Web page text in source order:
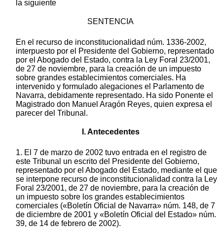
la siguiente
SENTENCIA
En el recurso de inconstitucionalidad núm. 1336-2002,
interpuesto por el Presidente del Gobierno, representado
por el Abogado del Estado, contra la Ley Foral 23/2001,
de 27 de noviembre, para la creación de un impuesto
sobre grandes establecimientos comerciales. Ha
intervenido y formulado alegaciones el Parlamento de
Navarra, debidamente representado. Ha sido Ponente el
Magistrado don Manuel Aragón Reyes, quien expresa el
parecer del Tribunal.
I. Antecedentes
1. El 7 de marzo de 2002 tuvo entrada en el registro de
este Tribunal un escrito del Presidente del Gobierno,
representado por el Abogado del Estado, mediante el que
se interpone recurso de inconstitucionalidad contra la Ley
Foral 23/2001, de 27 de noviembre, para la creación de
un impuesto sobre los grandes establecimientos
comerciales («Boletín Oficial de Navarra» núm. 148, de 7
de diciembre de 2001 y «Boletín Oficial del Estado» núm.
39, de 14 de febrero de 2002).